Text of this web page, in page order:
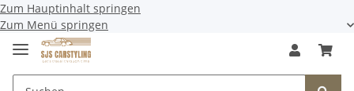
Zum Hauptinhalt springen
Zum Menü springen